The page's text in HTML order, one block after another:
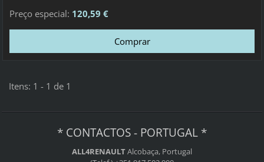
Preço especial: 120,59 €
Itens: 1 - 1 de 1
* CONTACTOS - PORTUGAL *
ALL4RENAULTAlcobaça, Portugal